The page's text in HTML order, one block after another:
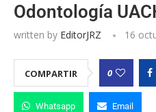
Odontología
written by EditorJRZ 16
COMPARTIR 0
Whatsapp Email